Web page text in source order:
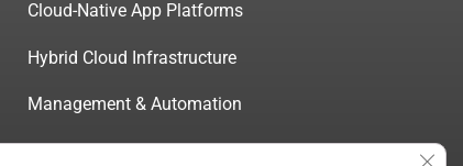
Cloud-Native App Platforms
Hybrid Cloud Infrastructure
Management & Automation
Servizi di Consulenza Certificata